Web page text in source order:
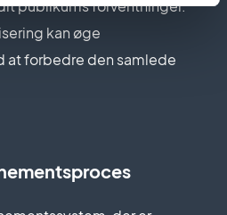
publikums forventninger.
kan øge
at forbedre den samlede